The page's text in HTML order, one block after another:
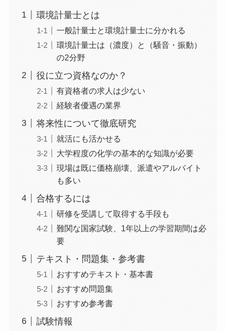
環境計量士とは
一般計量士と環境計量士に分かれる
環境計量士は（濃度）と（騒音・振動）
の2分野
役に立つ資格なのか？
有資格者の求人は少ない
経験者優遇の業界
将来性について徹底研究
就活にも活かせる
大学程度の化学の基本的な知識が必要
現場は既に価格崩壊、派遣やアルバイト
も多い
合格するには
研修を受講して取得する手段も
難関な国家試験、1年以上の学習期間は必
要
テキスト・問題集・参考書
おすすめテキスト・基本書
おすすめ問題集
おすすめ参考書
試験情報